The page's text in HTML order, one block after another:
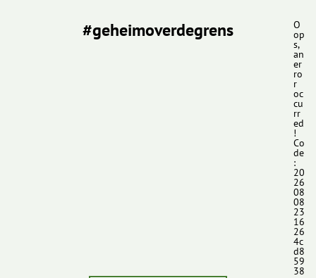
#geheimoverdegrens O
op
s,
an
er
ro
r
oc
cu
rr
ed
!
Co
de
:
20
26
08
08
23
16
26
4c
d8
59
38